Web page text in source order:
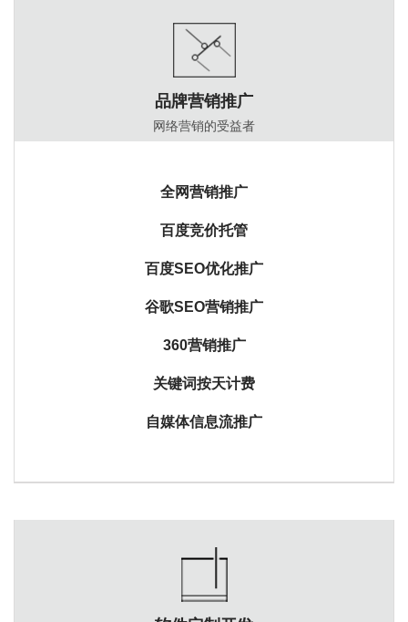
品牌营销推广
网络营销的受益者
全网营销推广
百度竞价托管
百度SEO优化推广
谷歌SEO营销推广
360营销推广
关键词按天计费
自媒体信息流推广